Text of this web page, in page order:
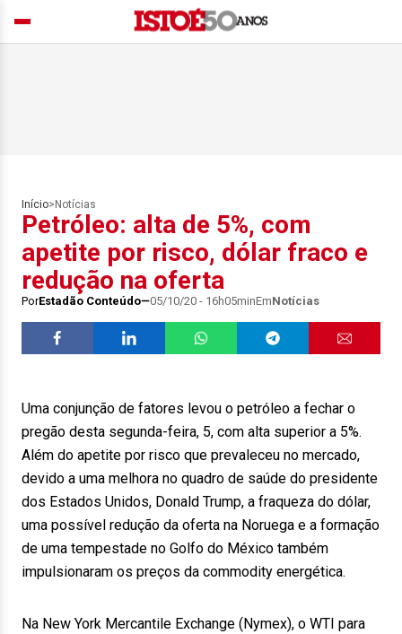
Início> Notícias
Petróleo: alta de 5%, com
apetite por risco, dólar fraco e
redução na oferta
PorEstadão Conteúdo 05/10/20 - 16h05minEmNotícias
Uma conjunção de fatores levou o petróleo a fechar o
pregão desta segunda-feira, 5, com alta superior a 5%.
Além do apetite por risco que prevaleceu no mercado,
devido a uma melhora no quadro de saúde do presidente
dos Estados Unidos, Donald Trump, a fraqueza do dólar,
uma possível redução da oferta na Noruega e a formação
de uma tempestade no Golfo do México também
impulsionaram os preços da commodity energética.
Na New York Mercantile Exchange (Nymex), o WTI para